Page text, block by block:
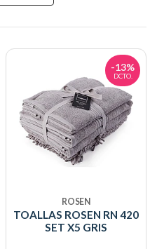
-13%
DCTO.
ROSEN
TOALLAS ROSEN RN 420
SET X5 GRIS